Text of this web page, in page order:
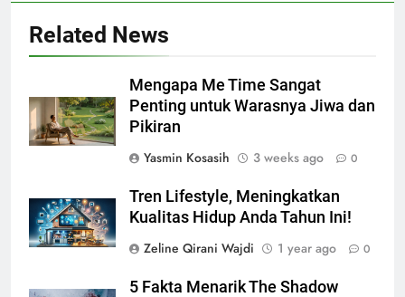
Related News
Mengapa Me Time Sangat
Penting untuk Warasnya Jiwa dan
Pikiran
Yasmin Kosasih
3 weeks ago 0
Tren Lifestyle, Meningkatkan
Kualitas Hidup Anda Tahun Ini!
Zeline Qirani Wajdi
1 year ago 0
5 Fakta Menarik The Shadow